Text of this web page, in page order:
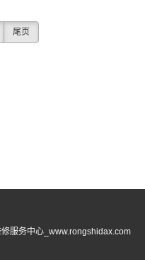
尾页
服务中心_www.rongshidax.com